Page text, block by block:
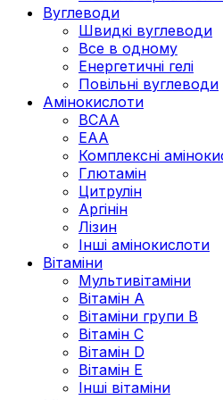
Вуглеводи
Швидкі вуглеводи
Все в одному
Енергетичні гелі
Повільні вуглеводи
Амінокислоти
BCAA
EAA
Комплексні
Глютамін
Цитрулін
Аргінін
Лізин
Інші амінокислоти
Вітаміни
Мультивітаміни
Вітамін А
Вітаміни групи В
Вітамін C
Вітамін D
Вітамін Е
Інші вітаміни